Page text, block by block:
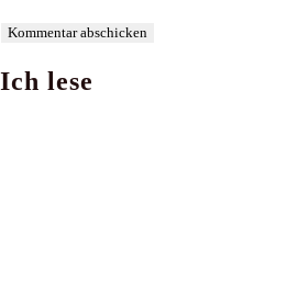
ein
Kommentieren
(optional)
Ich lese